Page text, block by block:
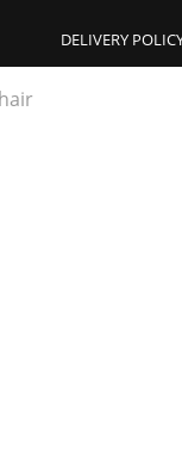
DELIVERY